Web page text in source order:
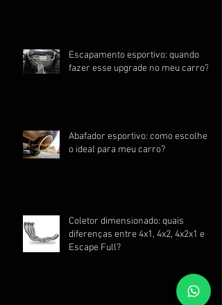
Escapamento esportivo: quando
fazer esse upgrade no meu carro?
Abafador esportivo: como escolher
o ideal para meu carro?
Coletor dimensionado: quais
diferenças entre 4x1, 4x2, 4x2x1 e
Escape Full?